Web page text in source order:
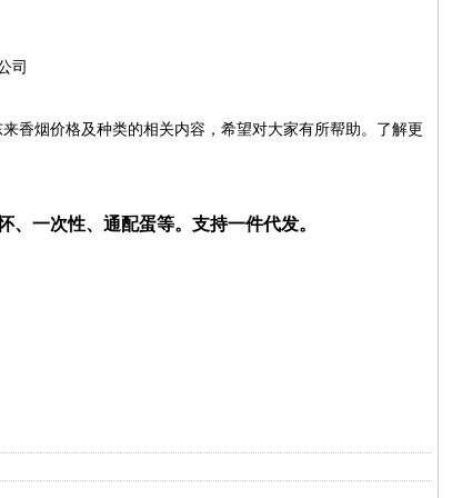
司
香烟价格及种类的相关内容，希望对大家有所帮助。了解更
一次性、通配蛋等。支持一件代发。